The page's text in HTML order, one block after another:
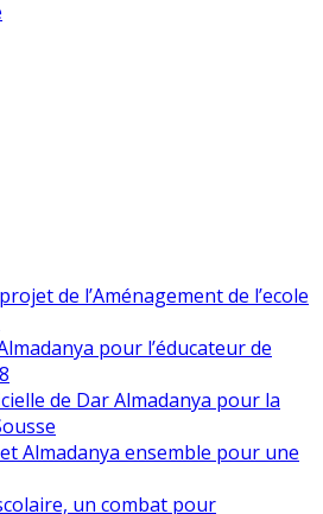
de l’Aménagement de l’ecole
pour l’éducateur de
de Dar Almadanya pour la
Almadanya ensemble pour une
un combat pour